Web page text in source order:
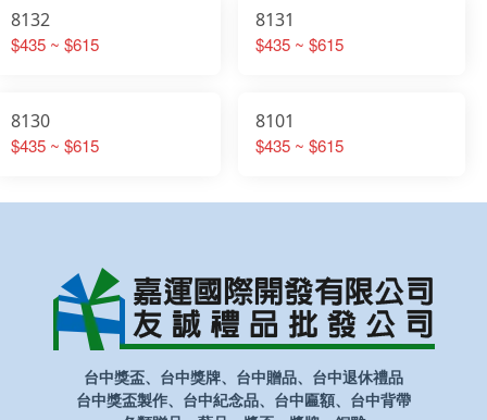
8132
$435 ~ $615
8131
$435 ~ $615
8130
$435 ~ $615
8101
$435 ~ $615
台中獎盃、台中獎牌、台中贈品、台中退休禮品
台中獎盃製作、台中紀念品、台中匾額、台中背帶